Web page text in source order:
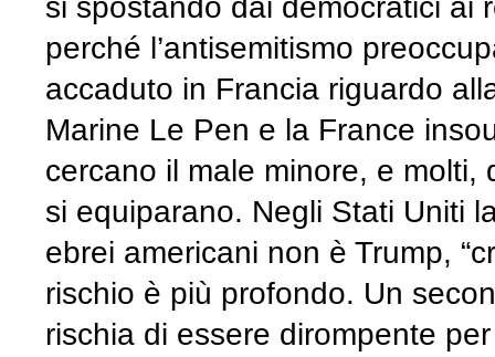
si spostando dai democratici ai
perché l’antisemitismo
accaduto in Francia riguardo
Marine Le Pen e la France
cercano il male minore, e molti,
si equiparano. Negli Stati Uniti
ebrei americani non è Trump,
rischio è più profondo. Un
rischia di essere dirompente